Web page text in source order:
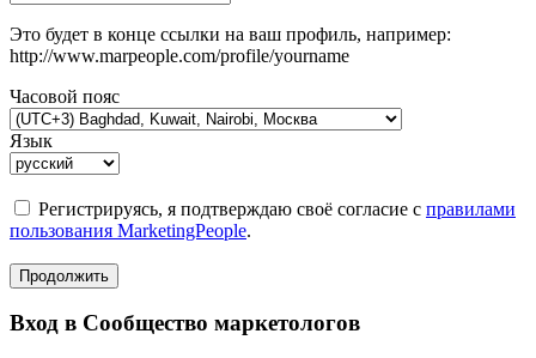
Это будет в конце ссылки на ваш профиль, например:
http://www.marpeople.com/profile/yourname
Часовой пояс
Язык
Регистрируясь, я подтверждаю своё согласие с правилами
пользования MarketingPeople.
Продолжить
Вход в Сообщество маркетологов